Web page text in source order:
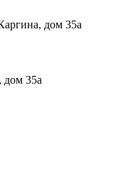
дом 35а
35а